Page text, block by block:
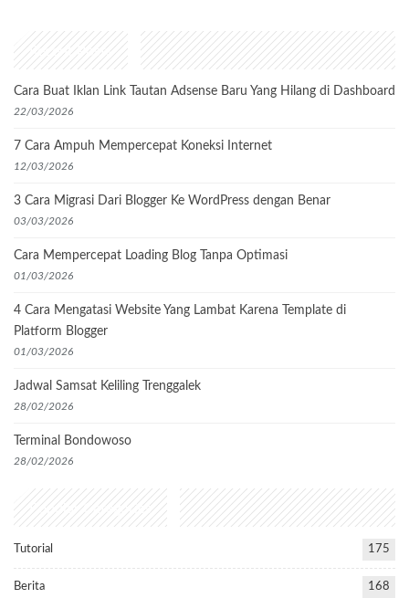
Recent Posts
Cara Buat Iklan Link Tautan Adsense Baru Yang Hilang di Dashboard
22/03/2026
7 Cara Ampuh Mempercepat Koneksi Internet
12/03/2026
3 Cara Migrasi Dari Blogger Ke WordPress dengan Benar
03/03/2026
Cara Mempercepat Loading Blog Tanpa Optimasi
01/03/2026
4 Cara Mengatasi Website Yang Lambat Karena Template di
Platform Blogger
01/03/2026
Jadwal Samsat Keliling Trenggalek
28/02/2026
Terminal Bondowoso
28/02/2026
Popular Categories
Tutorial 175
Berita 168